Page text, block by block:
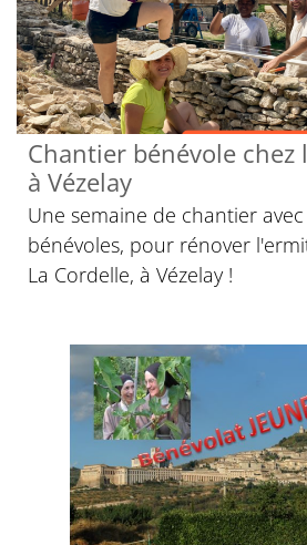
Chantier bénévole chez
à Vézelay
Une semaine de chantier
bénévoles, pour rénover
La Cordelle, à Vézelay !